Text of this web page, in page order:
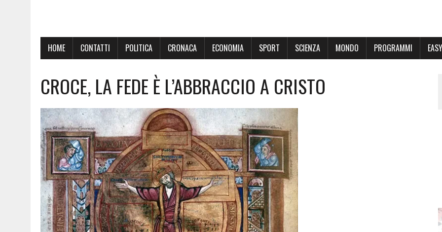
HOME CONTATTI POLITICA CRONACA ECONOMIA SPORT SCIENZA MONDO PROGRAMMI
CROCE, LA FEDE È L’ABBRACCIO A CRISTO